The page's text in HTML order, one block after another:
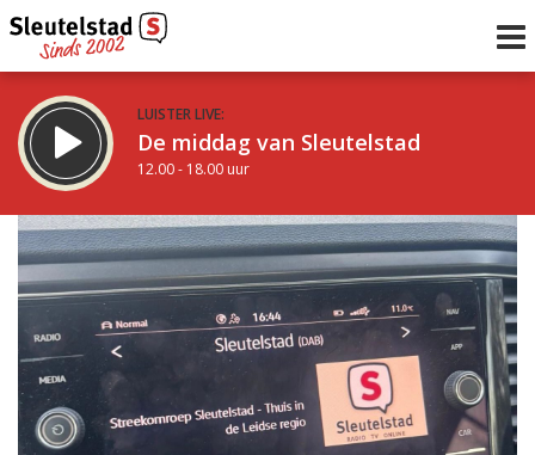
LUISTER LIVE:
De middag van Sleutelstad
12.00 - 18.00 uur
STRAKS:
De vrijdagavond met Keanu
18.00 - 19.00 uur
Vorig uur
uur 1 van 0 Volgend uur